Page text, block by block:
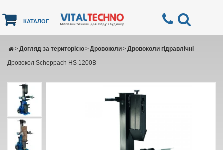
КАТАЛОГ
Догляд за територією
> Дровоколи
> Дровоколи гідравлічні
>
Дровокол Scheppach HS 1200B